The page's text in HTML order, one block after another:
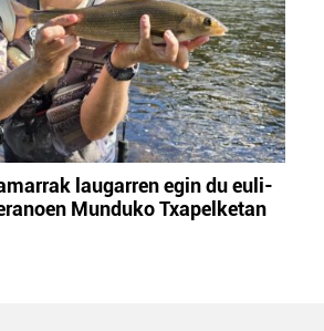
laugarren egin du euli-
Munduko Txapelketan